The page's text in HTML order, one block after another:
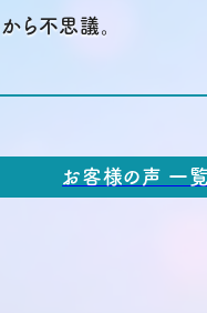
ら不思議。
お客様の声 一